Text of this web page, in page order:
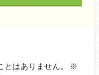
はありません。
※